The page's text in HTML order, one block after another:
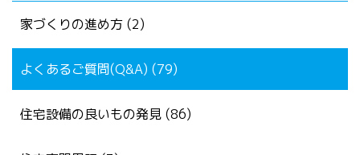
家づくりの進め方 (2)
よくあるご質問(Q&A) (79)
住宅設備の良いもの発見 (86)